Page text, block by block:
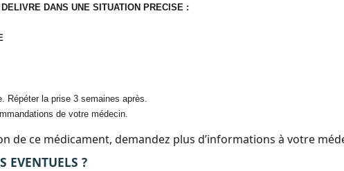
DANS UNE SITUATION PRECISE :
Répéter la prise 3 semaines après.
de votre médecin.
de ce médicament, demandez plus d’informations à votre
EVENTUELS ?